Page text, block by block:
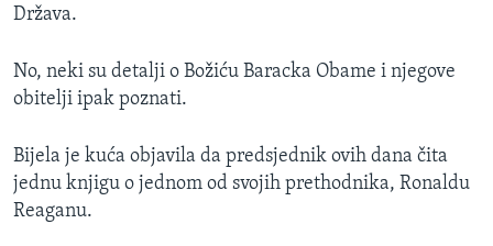
Država.
No, neki su detalji o Božiću Baracka Obame i njegove
obitelji ipak poznati.
Bijela je kuća objavila da predsjednik ovih dana čita
jednu knjigu o jednom od svojih prethodnika, Ronaldu
Reaganu.